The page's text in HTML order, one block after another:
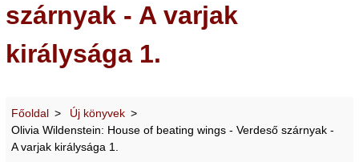
szárnyak - A varjak
királysága 1.
Főoldal
Új könyvek
Olivia Wildenstein: House of beating wings - Verdeső szárnyak -
A varjak királysága 1.